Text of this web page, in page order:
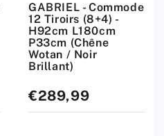
GABRIEL - Commode
12 Tiroirs (8+4) -
H92cm L180cm
P33cm (Chêne
Wotan / Noir
Brillant)
Prix
standard
€289,99